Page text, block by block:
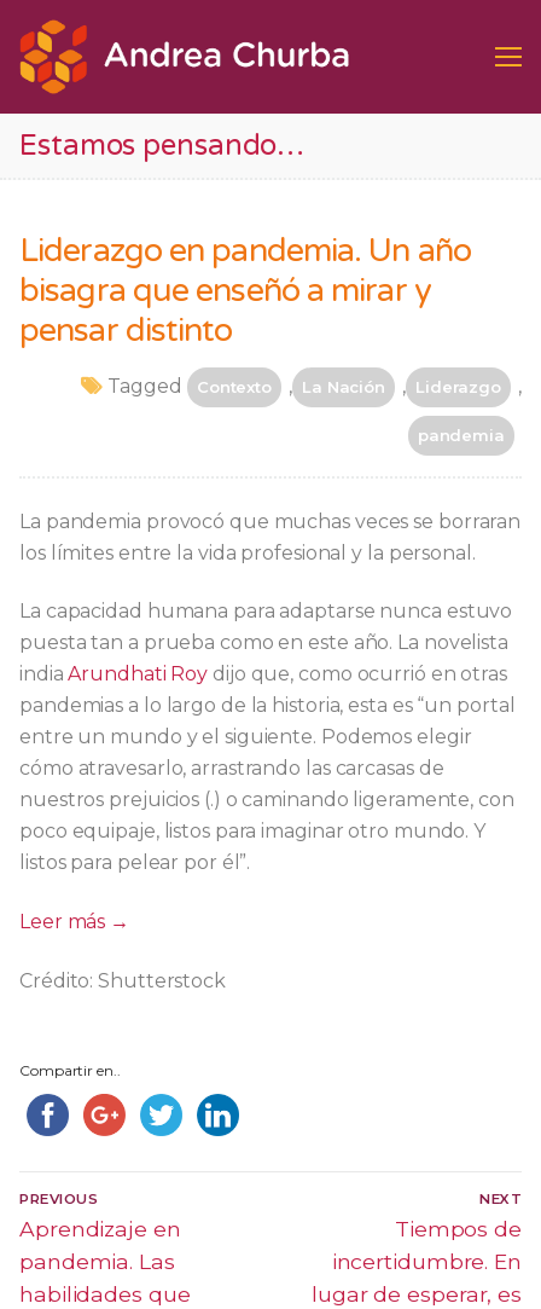
contenido
Estamos pensando…
Liderazgo en pandemia. Un año
bisagra que enseñó a mirar y
pensar distinto
Tagged Contexto , La Nación , Liderazgo ,
pandemia
La pandemia provocó que muchas veces se borraran
los límites entre la vida profesional y la personal.
La capacidad humana para adaptarse nunca estuvo
puesta tan a prueba como en este año. La novelista
indiaArundhati Roy dijo que, como ocurrió en otras
pandemias a lo largo de la historia, esta es “un portal
entre un mundo y el siguiente. Podemos elegir
cómo atravesarlo, arrastrando las carcasas de
nuestros prejuicios (.) o caminando ligeramente, con
poco equipaje, listos para imaginar otro mundo. Y
listos para pelear por él”.
Leer más →
Crédito: Shutterstock
Compartir en..
Navegación
de
entradas
PREVIOUS
Previous
post:
Aprendizaje en
pandemia. Las
habilidades que
NEXT
Next
post:
Tiempos de
incertidumbre. En
lugar de esperar, es